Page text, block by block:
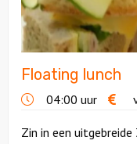
Floating lunch
04:00 uur
Zin in een